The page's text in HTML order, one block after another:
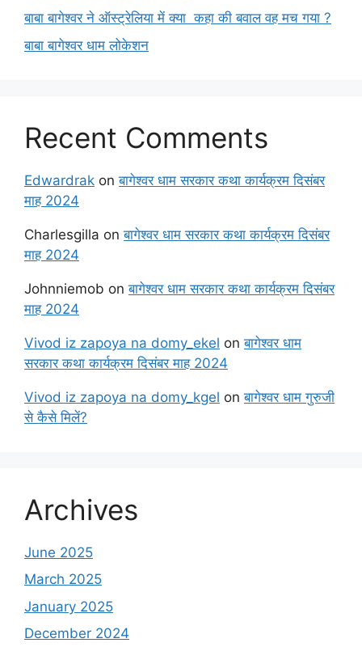
बाबा बागेश्वर ने ऑस्ट्रेलिया में क्या कहा की बवाल वह मच गया ?
बाबा बागेश्वर धाम लोकेशन
Recent Comments
Edwardrak onबागेश्वर धाम सरकार कथा कार्यक्रम दिसंबर
माह 2024
Charlesgilla onबागेश्वर धाम सरकार कथा कार्यक्रम दिसंबर
माह 2024
Johnniemob onबागेश्वर धाम सरकार कथा कार्यक्रम दिसंबर
माह 2024
Vivod iz zapoya na domy_ekel onबागेश्वर धाम
सरकार कथा कार्यक्रम दिसंबर माह 2024
Vivod iz zapoya na domy_kgel onबागेश्वर धाम गुरुजी
से कैसे मिलें?
Archives
June 2025
March 2025
January 2025
December 2024